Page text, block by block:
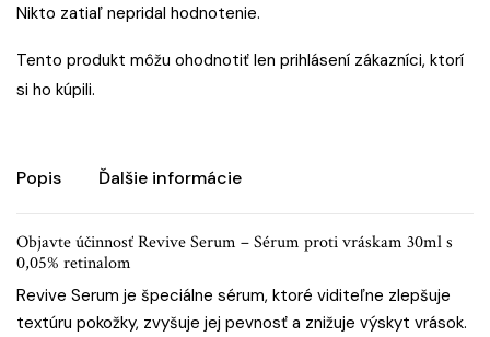
Nikto zatiaľ nepridal hodnotenie.
Tento produkt môžu ohodnotiť len prihlásení zákazníci, ktorí
si ho kúpili.
Popis Ďalšie informácie
Objavte účinnosť Revive Serum – Sérum proti vráskam 30ml s
0,05% retinalom
Revive Serum je špeciálne sérum, ktoré viditeľne zlepšuje
textúru pokožky, zvyšuje jej pevnosť a znižuje výskyt vrások.